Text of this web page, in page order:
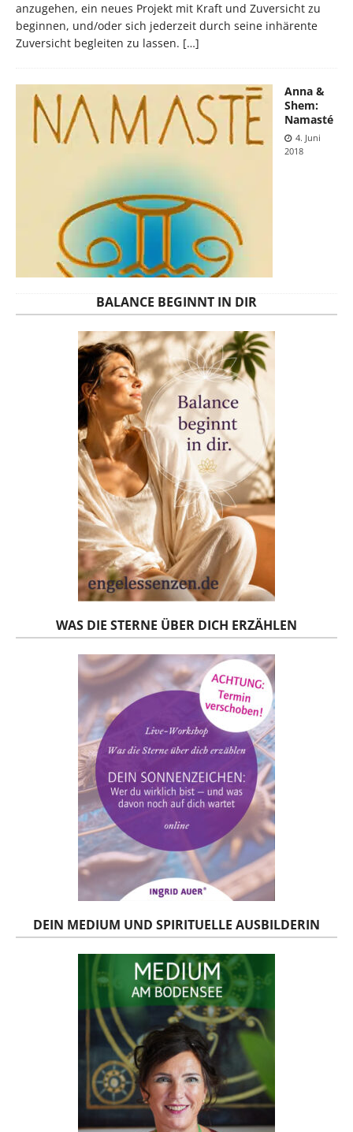
anzugehen, ein neues Projekt mit Kraft und Zuversicht zu
beginnen, und/oder sich jederzeit durch seine inhärente
Zuversicht begleiten zu lassen. […]
Anna &
Shem:
Namasté
4. Juni
2018
BALANCE BEGINNT IN DIR
WAS DIE STERNE ÜBER DICH ERZÄHLEN
DEIN MEDIUM UND SPIRITUELLE AUSBILDERIN